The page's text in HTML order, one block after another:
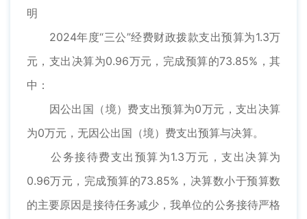
明
2024年度“三公”经费财政拨款支出预算为1.3万
元，支出决算为0.96万元，完成预算的73.85%，其
中：
因公出国（境）费支出预算为0万元，支出决算
为0万元，无因公出国（境）费支出预算与决算。
公务接待费支出预算为1.3万元，支出决算为
0.96万元，完成预算的73.85%，决算数小于预算数
的主要原因是接待任务减少，我单位的公务接待严格